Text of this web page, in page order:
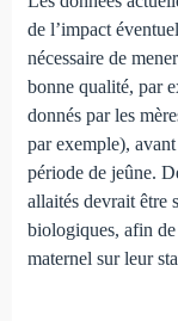
de l’impact
nécessaire de
bonne qualité, par
donnés par les
par exemple),
période de jeûne.
allaités devrait être
biologiques, afin
maternel sur leur